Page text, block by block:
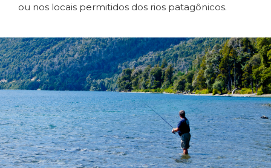
ou nos locais permitidos dos rios patagônicos.